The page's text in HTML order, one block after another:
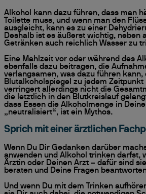
Alkohol kann dazu führen, dass man
Toilette muss, und wenn man den
ausgleicht, kann es zu einer
Deshalb ist es äußerst wichtig, neben
Getränken auch reichlich Wasser zu
Eine Mahlzeit vor oder während des
ebenfalls dazu beitragen, die
verlangsamen, was dazu führen kann,
Blutalkoholspiegel zu jedem
verringert allerdings nicht die
die letztlich in den Blutkreislauf
dass Essen die Alkoholmenge in
„neutralisiert“, ist ein Mythos.
Sprich mit einer ärztlichen
Wenn Du Dir Gedanken darüber
anwenden und Alkohol trinken darfst,
Ärztin oder Deinen Arzt – dafür sind
beraten und Deine Fragen
Und wenn Du mit dem Trinken